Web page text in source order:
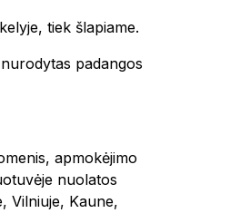
tiek šlapiame.
padangos
apmokėjimo
nuolatos
Vilniuje, Kaune,